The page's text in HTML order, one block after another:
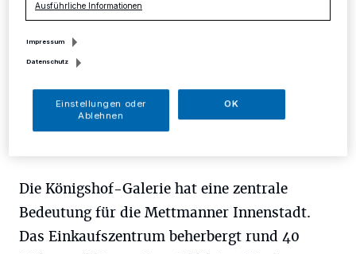
A ußerdem wird diskutiert, welche
Wünsche und Erwartungen die Kunden
Die Königshof-Galerie hat eine zentrale
Bedeutung für die Mettmanner Innenstadt.
Das Einkaufszentrum beherbergt rund 40
Ausführliche Informationen
Impressum
Datenschutz
Einstellungen oder
Ablehnen
OK